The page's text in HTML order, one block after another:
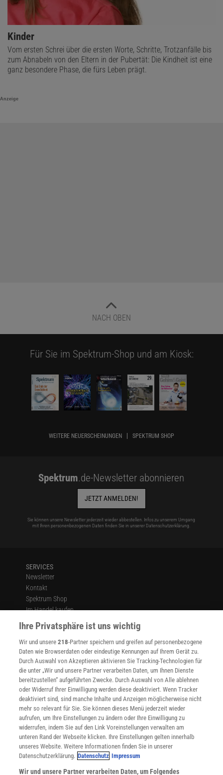
Kinder
Vom ersten Schrei über die ersten Worte, Schritte, Trotzanfälle bis
zum Abnabeln von den Eltern in der Pubertät: Die Kindheit ist eine
ganz besondere Phase, die fürs Leben prägt.
Anzeige
NACH OBEN
Für Sie im Spektrum-Shop und am Kiosk:
WEITERE NEUERSCHEINUNGEN SPEKTRUM SHOP
Spektrum.de-Newsletter abonnieren
JETZT ANMELDEN!
Sie können unsere Newsletter jederzeit wieder abbestellen. Infos zu unserem Umgang
mit Ihren personenbezogenen Daten finden Sie in unserer Datenschutzerklärung
SERVICES
Newsletter
Kontakt
Spektrum Shop
Im Handel kaufen
Presse
Verträge kündigen
Widerruf
INFO
Mediadaten
Datenschutz
Nutzungsbedingungen
Cookie-Einstellungen
Utiq verwalten
Nutzungsbasierte Onlinewerbung
Alle Artikel
Impressum
Ihre Privatsphäre ist uns wichtig
Wir und unsere218-Partner speichern und greifen auf personenbezogene
Daten wie Browserdaten oder eindeutige Kennungen auf Ihrem Gerät zu.
Durch Auswahl von Akzeptieren aktivieren Sie Tracking-Technologien für
die unter „Wir und unsere Partner verarbeiten Daten, um Ihnen Dienste
bereitzustellen“ aufgeführten Zwecke. Durch Auswahl von Alle ablehnen
oder Widerruf Ihrer Einwilligung werden diese deaktiviert. Wenn Tracker
deaktiviert sind, sind manche Inhalte und Anzeigen möglicherweise nicht
mehr so relevant für Sie. Sie können dieses Menü jederzeit wieder
aufrufen, um Ihre Einstellungen zu ändern oder Ihre Einwilligung zu
widerrufen, indem Sie auf den Link Voreinstellungen verwalten am
unteren Rand der Webseite klicken. Ihre Einstellungen gelten innerhalb
unseres Website. Weitere Informationen finden Sie in unserer
Datenschutzerklärung. Datenschutz Impressum
Wir und unsere Partner verarbeiten Daten, um Folgendes